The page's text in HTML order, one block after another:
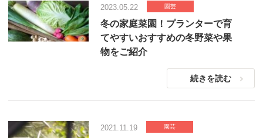
2023.05.22 園芸
冬の家庭菜園！プランターで育
てやすいおすすめの冬野菜や果
物をご紹介
続きを読む
2021.11.19 園芸